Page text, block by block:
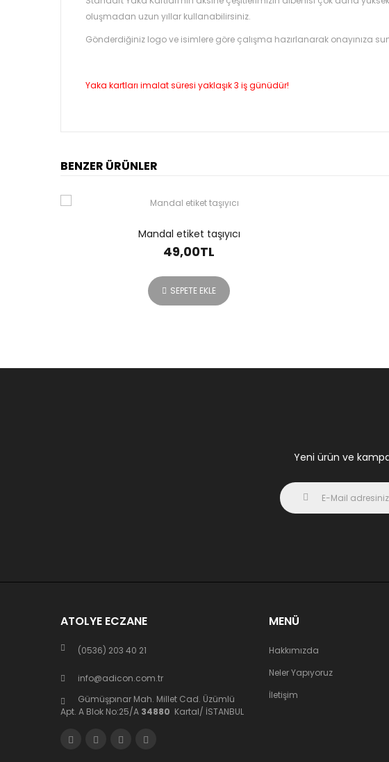
oluşmadan uzun yıllar kullanabilirsiniz.
Gönderdiğiniz logo ve isimlere göre çalışma hazırlanarak onayınıza
Yaka kartları imalat süresi yaklaşık 3 iş günüdür!
BENZER ÜRÜNLER
Mandal etiket taşıyıcı
49,00TL
SEPETE EKLE
Yeni ürün ve
ATOLYE ECZANE
(0536) 203 40 21
info@adicon.com.tr
Gümüşpınar Mah. Millet Cad. Üzümlü
Apt. A Blok No:25/A 34880 Kartal/ İSTANBUL
MENÜ
Hakkımızda
Neler Yapıyoruz
İletişim